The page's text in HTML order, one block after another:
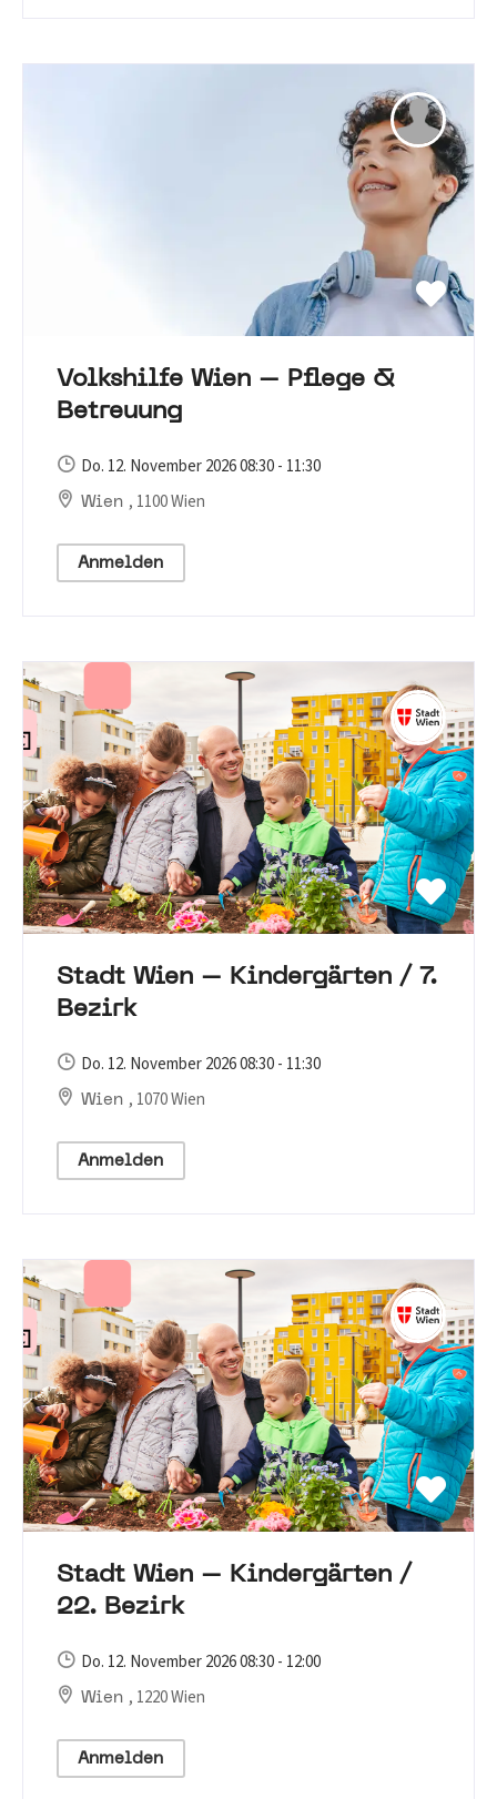
Volkshilfe Wien – Pflege &
Betreuung
Do. 12. November 2026 08:30 - 11:30
Wien , 1100 Wien
Anmelden
Stadt Wien – Kindergärten / 7.
Bezirk
Do. 12. November 2026 08:30 - 11:30
Wien , 1070 Wien
Anmelden
Stadt Wien – Kindergärten /
22. Bezirk
Do. 12. November 2026 08:30 - 12:00
Wien , 1220 Wien
Anmelden